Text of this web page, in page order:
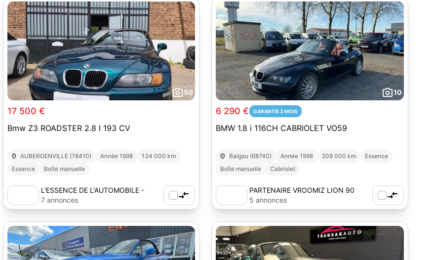
50
17 500 €
Bmw Z3 ROADSTER 2.8 I 193 CV
AUBERGENVILLE (78410) Année 1998
134 000 km
Essence
Boîte manuelle
L'ESSENCE DE L'AUTOMOBILE -
AUBERGENVILLE
7 annonces
10
6 290 € GARANTIE 3 MOIS
BMW 1.8 i 116CH CABRIOLET VO59
Balgau (68740) Année 1998 208 000 km
Essence
Boîte manuelle
Cabriolet
PARTENAIRE VROOMIZ LION 90
5 annonces